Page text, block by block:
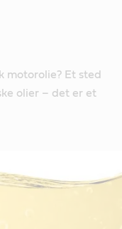
motorolie? Et sted
olier – det er et